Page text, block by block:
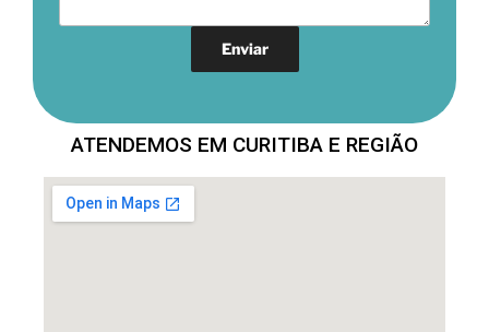
ATENDEMOS EM CURITIBA E REGIÃO